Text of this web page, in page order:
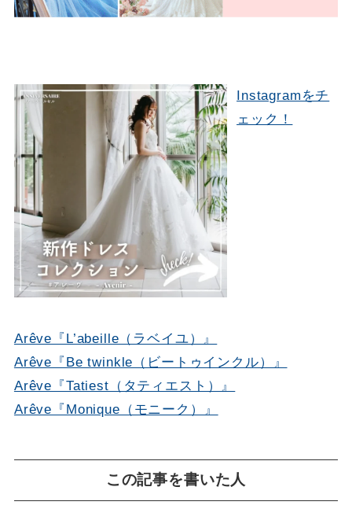
Instagramをチ
ェック！
Arêve『L’abeille（ラベイユ）』
Arêve『Be twinkle（ビートゥインクル）』
Arêve『Tatiest（タティエスト）』
Arêve『Monique（モニーク）』
この記事を書いた人